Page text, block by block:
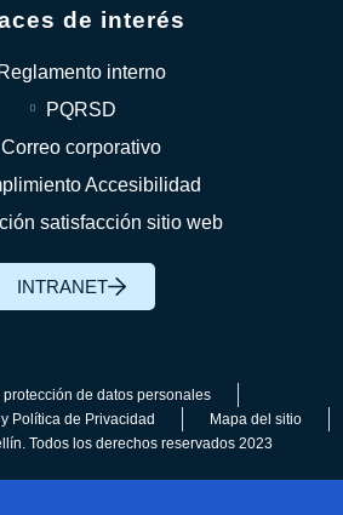
de interés
Reglamento interno
PQRSD
Correo corporativo
Accesibilidad
satisfacción sitio web
INTRANET
protección de datos personales
Política de Privacidad
Mapa del sitio
Todos los derechos reservados 2023